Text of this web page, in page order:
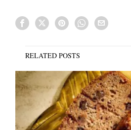
RELATED POSTS